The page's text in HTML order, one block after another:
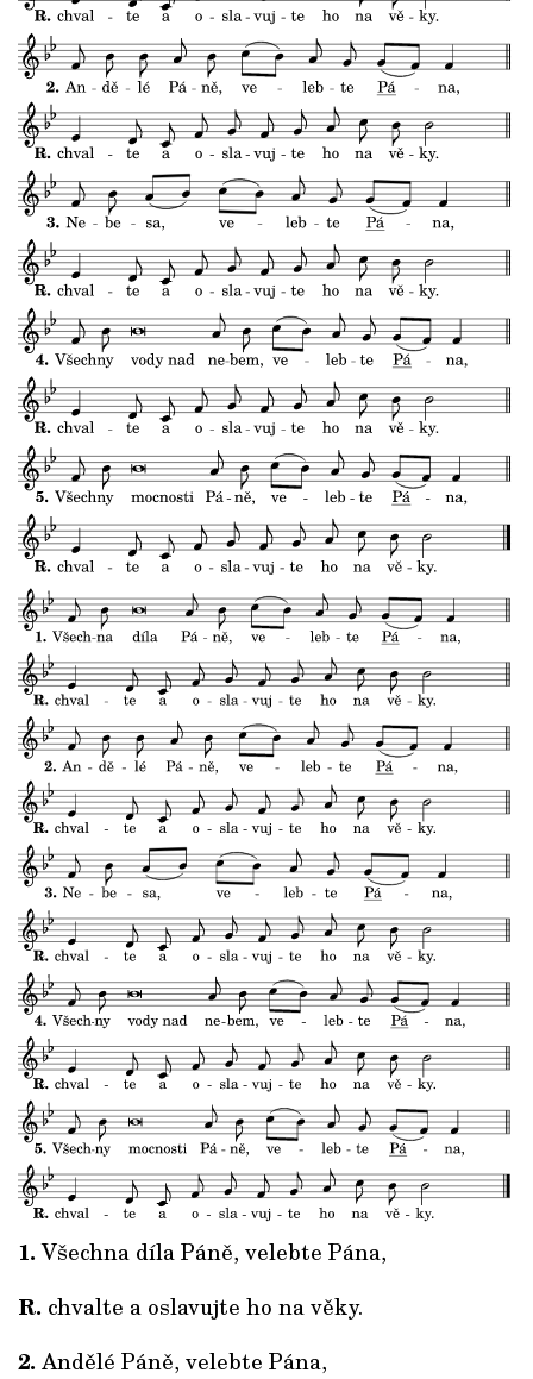
1.Všechna díla Páně, velebte Pána,
R. chvalte a oslavujte ho na věky.
2. Andělé Páně, velebte Pána,